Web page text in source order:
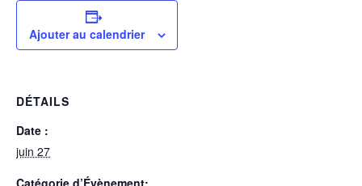
Ajouter au calendrier
DÉTAILS
Date :
juin 27
Catégorie d’Évènement: